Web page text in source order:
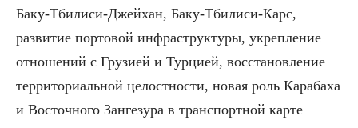
Баку-Тбилиси-Джейхан, Баку-Тбилиси-Карс,
развитие портовой инфраструктуры, укрепление
отношений с Грузией и Турцией, восстановление
территориальной целостности, новая роль Карабаха
и Восточного Зангезура в транспортной карте